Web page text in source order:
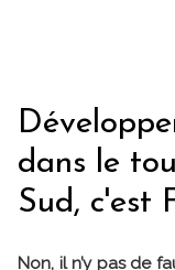
dans le
Sud, c'est
Non, il n’y pas de